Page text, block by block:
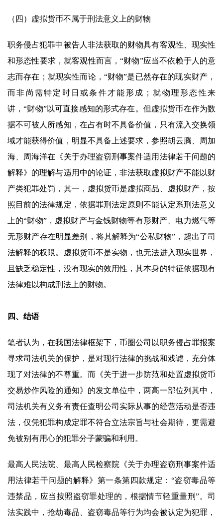
（四）虚拟货币不属于刑法意义上的财物
职务侵占犯罪中被告人非法获取的财物具有客观性、现实性
和形态性要求，就客观性而言，“财物”应当不依赖于人的意
志而存在；就现实性而论，“财物”是已然存在的现实财产，
而非尚需特定时日或条件才能形成；就物理形态性来
讲，“财物”以可直接感知的形式存在。但虚拟货币在作为数
据不可被人所感知，在占有时不具备价值，只有流入交换领
域才能获得价值，明显不具备上述要求，参照胡云腾、周加
海、周海洋在《关于办理盗窃刑事案件适用法律若干问题的
解释》的理解与适用中的论证，非法获取虚拟财产不能以财
产类犯罪处罚，其一，虚拟货币是虚拟商品、虚拟财产，按
照目前的法律规定，依据罪刑法定原则不能认定系刑法意义
上的“财物”，虚拟财产与金钱财物等有形财产、电力燃气等
无形财产存在明显差别，将其解释为“公私财物”，超出了司
法解释的权限。虚拟货币不是实物，也无法进入现实世界，
且缺乏稳定性，没有现实的效用性，其本身的特征依据现有
法律难以构成刑法上的财物。
四、结语
笔者认为，在我国法律框架下，币圈公司以职务侵占罪报案
寻求司法机关的保护，是对现行法律的挑战和戏谑，充分体
现了对法律的不尊重。而《关于进一步防范和处置虚拟货币
交易炒作风险的通知》的发文单位中，两高一部位列其中，
司法机关有义务有责任查明公司实际从事的经营活动是否违
法，仅凭犯罪构成定罪不符合立法宗旨与社会期待，更需避
免被别有用心的犯罪分子蒙骗和利用。
最高人民法院、最高人民检察院《关于办理盗窃刑事案件适
用法律若干问题的解释》第一条第四款规定：“盗窃毒品等
违禁品，应当按照盗窃罪处理的，根据情节轻重量刑”。司
法实践中，抢劫毒品、盗窃毒品等行为均会被认定为犯罪，